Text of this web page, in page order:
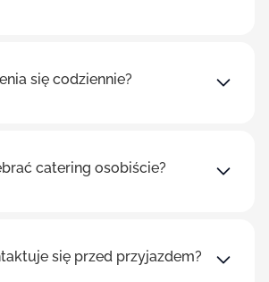
się codziennie?
catering osobiście?
się przed przyjazdem?